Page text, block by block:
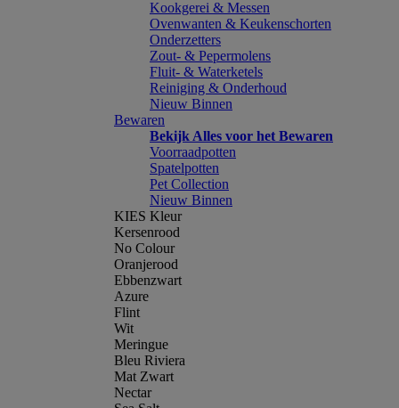
Kookgerei & Messen
Ovenwanten & Keukenschorten
Onderzetters
Zout- & Pepermolens
Fluit- & Waterketels
Reiniging & Onderhoud
Nieuw Binnen
Bewaren
Bekijk Alles voor het Bewaren
Voorraadpotten
Spatelpotten
Pet Collection
Nieuw Binnen
KIES Kleur
Kersenrood
No Colour
Oranjerood
Ebbenzwart
Azure
Flint
Wit
Meringue
Bleu Riviera
Mat Zwart
Nectar